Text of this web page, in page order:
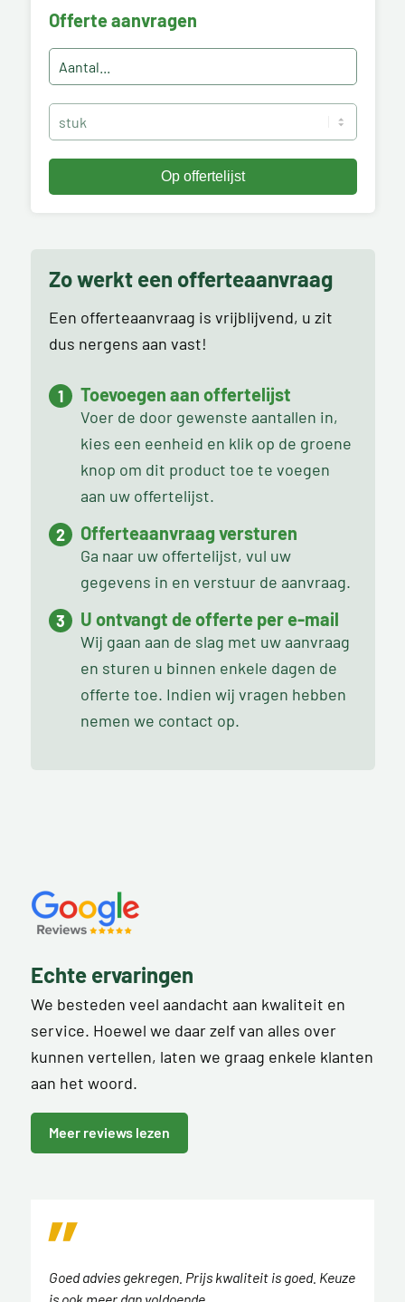
Offerte aanvragen
Zo werkt een offerteaanvraag
Een offerteaanvraag is vrijblijvend, u zit
dus nergens aan vast!
Toevoegen aan offertelijst
Voer de door gewenste aantallen in,
kies een eenheid en klik op de groene
knop om dit product toe te voegen
aan uw offertelijst.
Offerteaanvraag versturen
Ga naar uw offertelijst, vul uw
gegevens in en verstuur de aanvraag.
U ontvangt de offerte per e-mail
Wij gaan aan de slag met uw aanvraag
en sturen u binnen enkele dagen de
offerte toe. Indien wij vragen hebben
nemen we contact op.
Echte ervaringen
We besteden veel aandacht aan kwaliteit en
service. Hoewel we daar zelf van alles over
kunnen vertellen, laten we graag enkele klanten
aan het woord.
Meer reviews lezen
Goed advies gekregen. Prijs kwaliteit is goed. Keuze